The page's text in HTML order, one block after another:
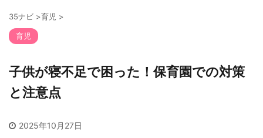
35ナビ >育児 >
育児
子供が寝不足で困った！保育園での対策
と注意点
2025年10月27日